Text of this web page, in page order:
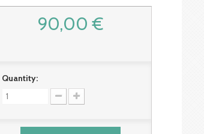
90,00 €
Quantity: